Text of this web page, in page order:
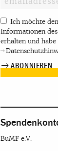
Ich möchte
Informationen
erhalten und habe
BuMF e.V.